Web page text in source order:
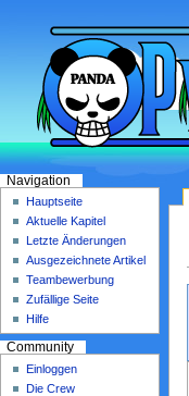
Navigation
Hauptseite
Aktuelle Kapitel
Letzte Änderungen
Ausgezeichnete Artikel
Teambewerbung
Zufällige Seite
Hilfe
Community
Einloggen
Die Crew